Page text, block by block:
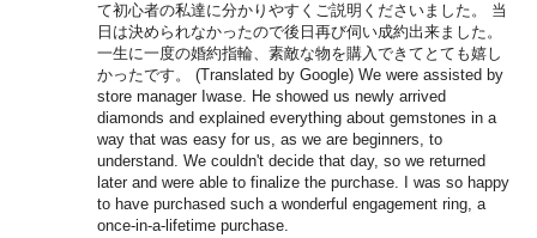
て初心者の私達に分かりやすくご説明くださいました。 当
日は決められなかったので後日再び伺い成約出来ました。
一生に一度の婚約指輪、素敵な物を購入できてとても嬉し
かったです。 (Translated by Google) We were assisted by
store manager Iwase. He showed us newly arrived
diamonds and explained everything about gemstones in a
way that was easy for us, as we are beginners, to
understand. We couldn't decide that day, so we returned
later and were able to finalize the purchase. I was so happy
to have purchased such a wonderful engagement ring, a
once-in-a-lifetime purchase.